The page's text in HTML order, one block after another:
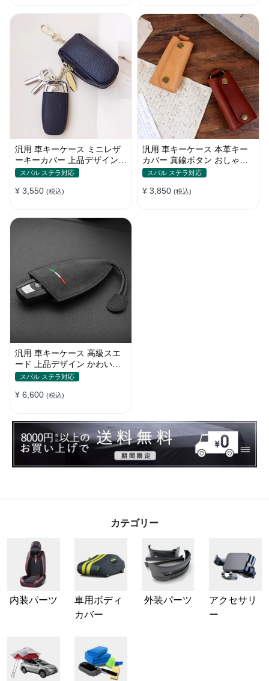
汎用 車キーケース ミニレザ
ーキーカバー 上品デザイン
かわいい マカロン色
スバル ステラ対応
¥ 3,550 (税込)
汎用 車キーケース 本革キー
カバー 真鍮ボタン おしゃれ
シンプルデザイン
スバル ステラ対応
¥ 3,850 (税込)
汎用 車キーケース 高級スエ
ード 上品デザイン かわいい
傷 汚れ防止 高級 オシャレ キ
スバル ステラ対応
¥ 6,600 (税込)
カテゴリー
内装パーツ
車用ボディ
カバー
外装パーツ
アクセサリ
ー